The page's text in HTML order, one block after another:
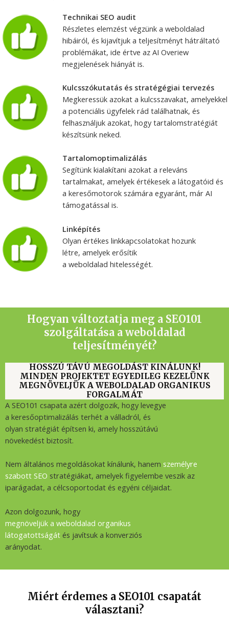
Technikai SEO audit
Részletes elemzést végzünk a weboldalad
hibáiról, és kijavítjuk a teljesítményt hátráltató
problémákat, ide értve az AI Overiew
megjelenések hiányát is.
Kulcsszókutatás és stratégégiai tervezés
Megkeressük azokat a kulcsszavakat, amelyekkel
a potenciális ügyfelek rád találhatnak, és
felhasználjuk azokat, hogy tartalomstratégiát
készítsünk neked.
Tartalomoptimalizálás
Segítünk kialakítani azokat a releváns
tartalmakat, amelyek értékesek a látogatóid és
a keresőmotorok számára egyaránt, már AI
támogatással is.
Linképítés
Olyan értékes linkkapcsolatokat hozunk
létre, amelyek erősítik
a weboldalad hitelességét.
Hogyan változtatja meg a SEO101
szolgáltatása a weboldalad
teljesítményét?
HOSSZÚ TÁVÚ MEGOLDÁST KINÁLUNK!
MINDEN PROJEKTET EGYEDILEG KEZELÜNK
MEGNÖVELJÜK A WEBOLDALAD ORGANIKUS
FORGALMÁT
A SEO101 csapata azért dolgozik, hogy levegye
a keresőoptimalizálás terhét a válladról, és
olyan stratégiát építsen ki, amely hosszútávú
növekedést biztosít.
Nem általános megoldásokat kínálunk, hanem személyre
szabott SEO stratégiákat, amelyek figyelembe veszik az
iparágadat, a célcsoportodat és egyéni céljaidat.
Azon dolgozunk, hogy
megnöveljük a weboldalad organikus
látogatottságát és javítsuk a konverziós
arányodat.
Miért érdemes a SEO101 csapatát
választani?